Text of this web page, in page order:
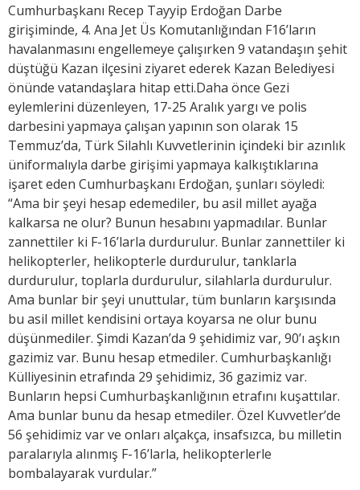
Cumhurbaşkanı Recep Tayyip Erdoğan Darbe
girişiminde, 4. Ana Jet Üs Komutanlığından F16’ların
havalanmasını engellemeye çalışırken 9 vatandaşın şehit
düştüğü Kazan ilçesini ziyaret ederek Kazan Belediyesi
önünde vatandaşlara hitap etti.Daha önce Gezi
eylemlerini düzenleyen, 17-25 Aralık yargı ve polis
darbesini yapmaya çalışan yapının son olarak 15
Temmuz’da, Türk Silahlı Kuvvetlerinin içindeki bir azınlık
üniformalıyla darbe girişimi yapmaya kalkıştıklarına
işaret eden Cumhurbaşkanı Erdoğan, şunları söyledi:
“Ama bir şeyi hesap edemediler, bu asil millet ayağa
kalkarsa ne olur? Bunun hesabını yapmadılar. Bunlar
zannettiler ki F-16’larla durdurulur. Bunlar zannettiler ki
helikopterler, helikopterle durdurulur, tanklarla
durdurulur, toplarla durdurulur, silahlarla durdurulur.
Ama bunlar bir şeyi unuttular, tüm bunların karşısında
bu asil millet kendisini ortaya koyarsa ne olur bunu
düşünmediler. Şimdi Kazan’da 9 şehidimiz var, 90’ı aşkın
gazimiz var. Bunu hesap etmediler. Cumhurbaşkanlığı
Külliyesinin etrafında 29 şehidimiz, 36 gazimiz var.
Bunların hepsi Cumhurbaşkanlığının etrafını kuşattılar.
Ama bunlar bunu da hesap etmediler. Özel Kuvvetler’de
56 şehidimiz var ve onları alçakça, insafsızca, bu milletin
paralarıyla alınmış F-16’larla, helikopterlerle
bombalayarak vurdular.”